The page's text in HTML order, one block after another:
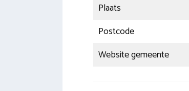
Plaats
Postcode
Website gemeente